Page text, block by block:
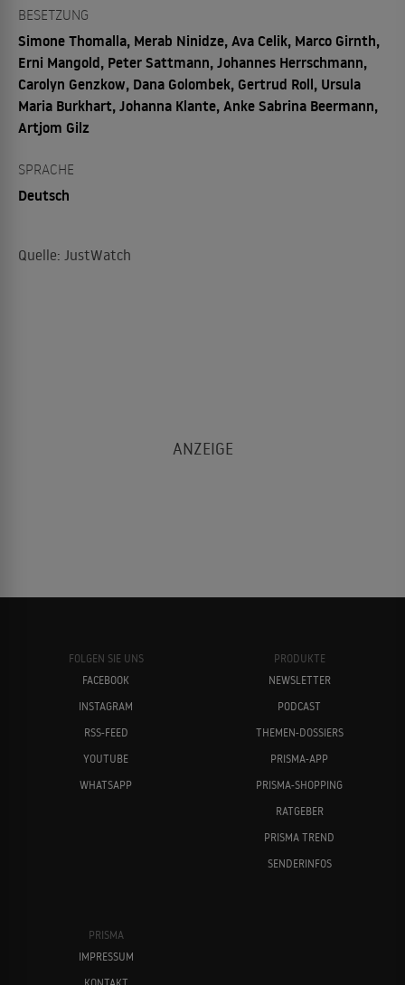
BESETZUNG
Simone Thomalla, Merab Ninidze, Ava Celik, Marco Girnth,
Erni Mangold, Peter Sattmann, Johannes Herrschmann,
Carolyn Genzkow, Dana Golombek, Gertrud Roll, Ursula
Maria Burkhart, Johanna Klante, Anke Sabrina Beermann,
Artjom Gilz
SPRACHE
Deutsch
Quelle: JustWatch
FOLGEN SIE UNS
FACEBOOK
INSTAGRAM
RSS-FEED
YOUTUBE
WHATSAPP
PRODUKTE
NEWSLETTER
PODCAST
THEMEN-DOSSIERS
PRISMA-APP
PRISMA-SHOPPING
RATGEBER
PRISMA TREND
SENDERINFOS
PRISMA
IMPRESSUM